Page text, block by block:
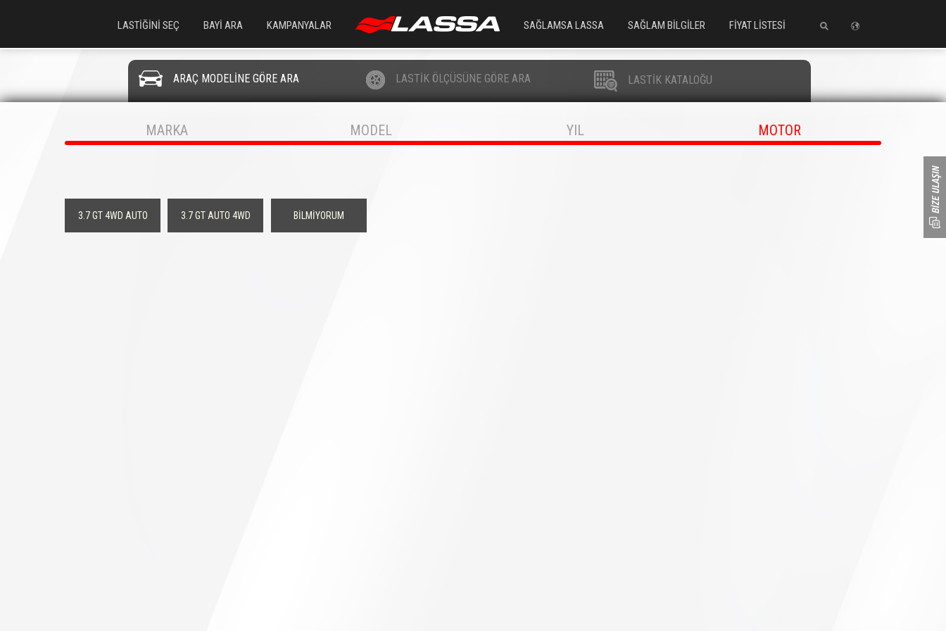
LASTİĞİNİ SEÇ BAYİ ARA KAMPANYALAR SAĞLAMSA LASSA SAĞLAM BİLGİLER FİYAT LİSTESİ
ARAÇ MODELİNE GÖRE ARA LASTİK ÖLÇÜSÜNE GÖRE ARA LASTİK KATALOĞU
MARKA MODEL YIL MOTOR
3.7 GT 4WD AUTO 3.7 GT AUTO 4WD BİLMİYORUM